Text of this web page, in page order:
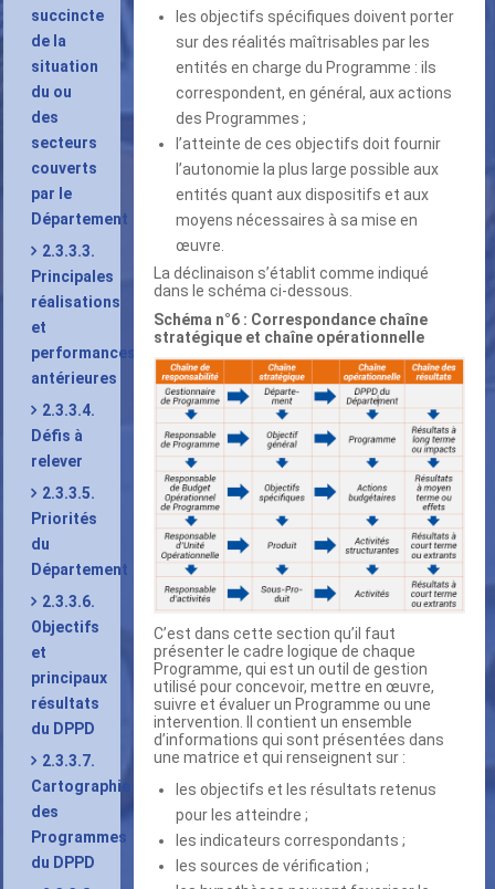
succincte
de la
situation
du ou
des
secteurs
couverts
par le
Département
2.3.3.3.
Principales
réalisations
et
performances
antérieures
2.3.3.4.
Défis à
relever
2.3.3.5.
Priorités
du
Département
2.3.3.6.
Objectifs
et
principaux
résultats
du DPPD
2.3.3.7.
Cartographie
des
Programmes
du DPPD
les objectifs spécifiques doivent porter
sur des réalités maîtrisables par les
entités en charge du Programme : ils
correspondent, en général, aux actions
des Programmes ;
l’atteinte de ces objectifs doit fournir
l’autonomie la plus large possible aux
entités quant aux dispositifs et aux
moyens nécessaires à sa mise en
œuvre.
La déclinaison s’établit comme indiqué
dans le schéma ci-dessous.
Schéma n°6 : Correspondance chaîne
stratégique et chaîne opérationnelle
C’est dans cette section qu’il faut
présenter le cadre logique de chaque
Programme, qui est un outil de gestion
utilisé pour concevoir, mettre en œuvre,
suivre et évaluer un Programme ou une
intervention. Il contient un ensemble
d’informations qui sont présentées dans
une matrice et qui renseignent sur :
les objectifs et les résultats retenus
pour les atteindre ;
les indicateurs correspondants ;
les sources de vérification ;